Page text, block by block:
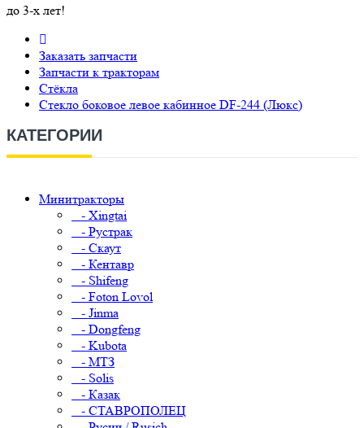
до 3-х лет!
Заказать запчасти
Запчасти к тракторам
Стёкла
Стекло боковое левое кабинное DF-244 (Люкс)
КАТЕГОРИИ
Минитракторы
- Xingtai
- Рустрак
- Скаут
- Кентавр
- Shifeng
- Foton Lovol
- Jinma
- Dongfeng
- Kubota
- МТЗ
- Solis
- Казак
- СТАВРОПОЛЕЦ